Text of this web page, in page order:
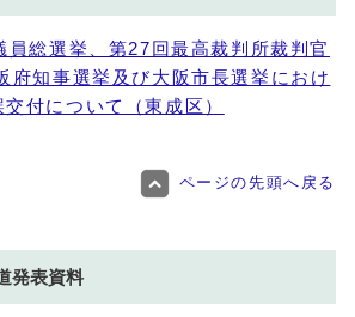
員総選挙、第27回最高裁判所裁判官
府知事選挙及び大阪市長選挙におけ
付について（東成区）
ページの先頭へ戻る
発表資料